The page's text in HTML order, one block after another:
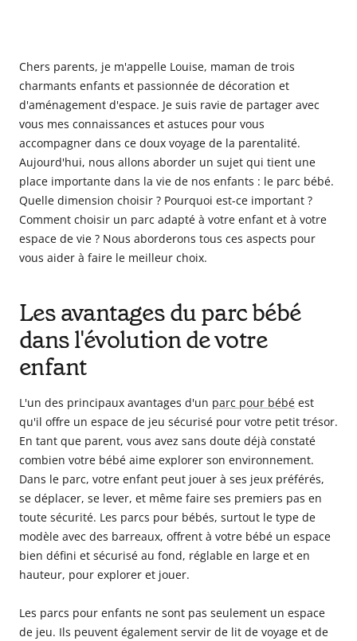
Chers parents, je m'appelle Louise, maman de trois
charmants enfants et passionnée de décoration et
d'aménagement d'espace. Je suis ravie de partager avec
vous mes connaissances et astuces pour vous
accompagner dans ce doux voyage de la parentalité.
Aujourd'hui, nous allons aborder un sujet qui tient une
place importante dans la vie de nos enfants : le parc bébé.
Quelle dimension choisir ? Pourquoi est-ce important ?
Comment choisir un parc adapté à votre enfant et à votre
espace de vie ? Nous aborderons tous ces aspects pour
vous aider à faire le meilleur choix.
Les avantages du parc bébé
dans l'évolution de votre
enfant
L'un des principaux avantages d'un parc pour bébé est
qu'il offre un espace de jeu sécurisé pour votre petit trésor.
En tant que parent, vous avez sans doute déjà constaté
combien votre bébé aime explorer son environnement.
Dans le parc, votre enfant peut jouer à ses jeux préférés,
se déplacer, se lever, et même faire ses premiers pas en
toute sécurité. Les parcs pour bébés, surtout le type de
modèle avec des barreaux, offrent à votre bébé un espace
bien défini et sécurisé au fond, réglable en large et en
hauteur, pour explorer et jouer.
Les parcs pour enfants ne sont pas seulement un espace
de jeu. Ils peuvent également servir de lit de voyage et de